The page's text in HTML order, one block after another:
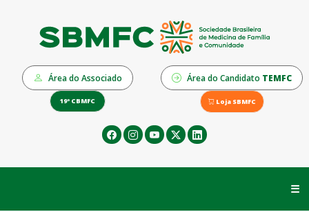
Área do Associado Área do Candidato TEMFC
19º CBMFC Loja SBMFC
☰